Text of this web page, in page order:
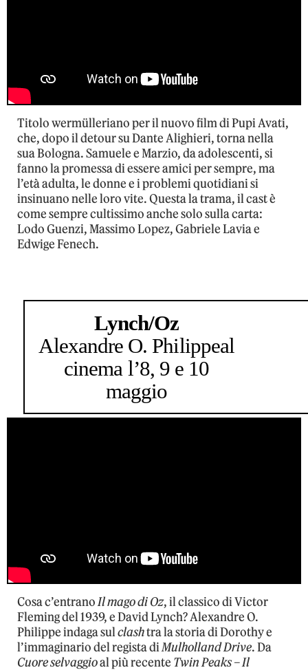
Titolo wermülleriano per il nuovo film di Pupi Avati,
che, dopo il detour su Dante Alighieri, torna nella
sua Bologna. Samuele e Marzio, da adolescenti, si
fanno la promessa di essere amici per sempre, ma
l’età adulta, le donne e i problemi quotidiani si
insinuano nelle loro vite. Questa la trama, il cast è
come sempre cultissimo anche solo sulla carta:
Lodo Guenzi, Massimo Lopez, Gabriele Lavia e
Edwige Fenech.
Lynch/Oz
Alexandre O. Philippeal
cinema l’8, 9 e 10
maggio
Cosa c’entranoIl mago di Oz, il classico di Victor
Fleming del 1939, e David Lynch? Alexandre O.
Philippe indaga sulclashtra la storia di Dorothy e
l’immaginario del regista diMulholland Drive. Da
Cuore selvaggioal più recente Twin Peaks – Il